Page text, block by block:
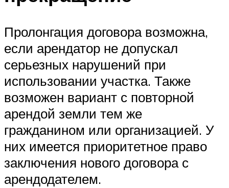
Пролонгация договора возможна,
если арендатор не допускал
серьезных нарушений при
использовании участка. Также
возможен вариант с повторной
арендой земли тем же
гражданином или организацией. У
них имеется приоритетное право
заключения нового договора с
арендодателем.